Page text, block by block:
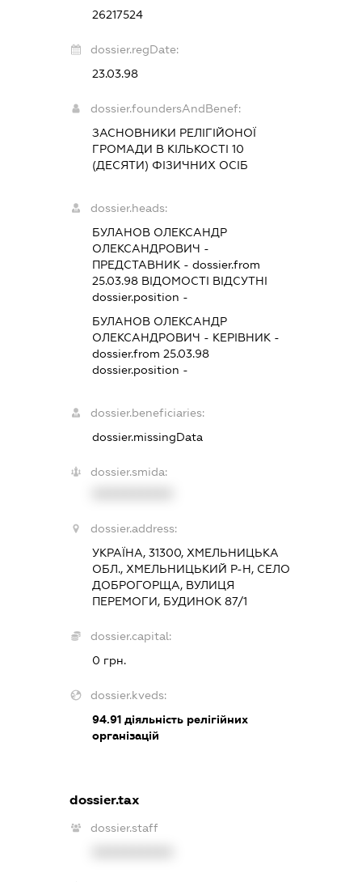
26217524
dossier.regDate:
23.03.98
dossier.foundersAndBenef:
ЗАСНОВНИКИ РЕЛІГІЙОНОЇ
ГРОМАДИ В КІЛЬКОСТІ 10
(ДЕСЯТИ) ФІЗИЧНИХ ОСІБ
dossier.heads:
БУЛАНОВ ОЛЕКСАНДР
ОЛЕКСАНДРОВИЧ -
ПРЕДСТАВНИК - dossier.from
25.03.98 ВІДОМОСТІ ВІДСУТНІ
dossier.position -
БУЛАНОВ ОЛЕКСАНДР
ОЛЕКСАНДРОВИЧ - КЕРІВНИК -
dossier.from 25.03.98
dossier.position -
dossier.beneficiaries:
dossier.missingData
dossier.smida:
dossier.address:
УКРАЇНА, 31300, ХМЕЛЬНИЦЬКА
ОБЛ., ХМЕЛЬНИЦЬКИЙ Р-Н, СЕЛО
ДОБРОГОРЩА, ВУЛИЦЯ
ПЕРЕМОГИ, БУДИНОК 87/1
dossier.capital:
0 грн.
dossier.kveds:
94.91 діяльність релігійних
організацій
dossier.tax
dossier.staff